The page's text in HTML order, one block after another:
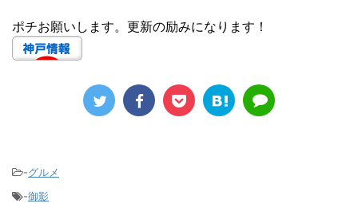
ポチお願いします。更新の励みになります！
-グルメ
-御影